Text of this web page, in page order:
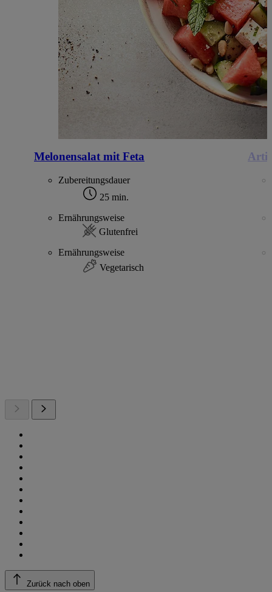
Melonensalat mit Feta
Zubereitungsdauer
25 min.
Ernährungsweise
Glutenfrei
Ernährungsweise
Vegetarisch
Zurück nach oben